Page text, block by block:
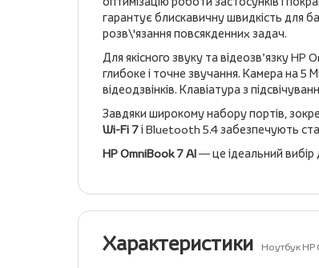
гарантує блискавичну швидкість для
розв\'язання повсякденних задач.
Для якісного звуку та відеозв’язку
глибоке і точне звучання. Камера на 5
відеодзвінків. Клавіатура з
Завдяки широкому набору портів,
Wi-Fi 7і Bluetooth 5.4 забезпечують
HP OmniBook 7 AI— це ідеальний вибір
Характеристики Ноутбук